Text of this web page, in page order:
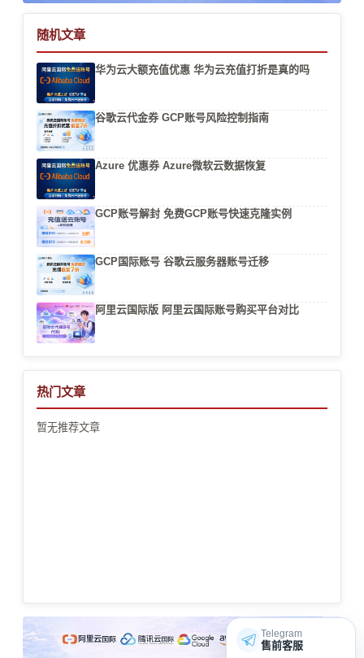
随机文章
华为云大额充值优惠 华为云充值打折是真的吗
谷歌云代金券 GCP账号风险控制指南
Azure 优惠券 Azure微软云数据恢复
GCP账号解封 免费GCP账号快速克隆实例
GCP国际账号 谷歌云服务器账号迁移
阿里云国际版 阿里云国际账号购买平台对比
热门文章
暂无推荐文章
Telegram
售前客服